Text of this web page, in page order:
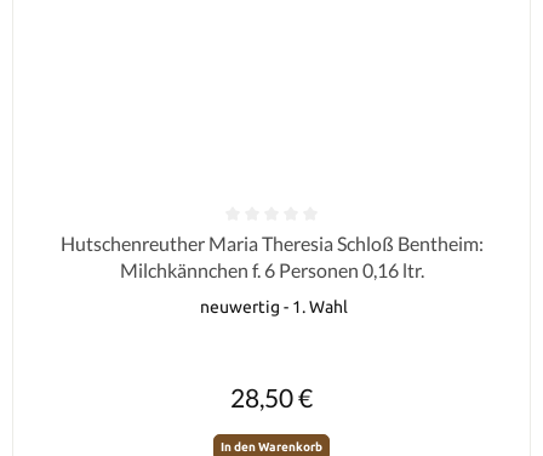
Durchschnittliche Bewertung von 0 von 5 Sternen
Hutschenreuther Maria Theresia Schloß Bentheim:
Milchkännchen f. 6 Personen 0,16 ltr.
neuwertig - 1. Wahl
28,50 €
In den Warenkorb